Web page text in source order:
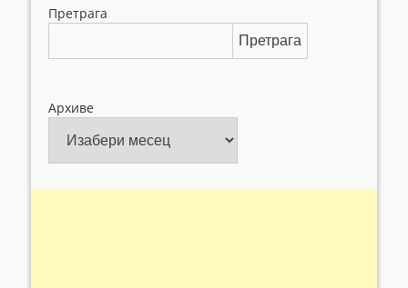
Претрага
Претрага
Архиве